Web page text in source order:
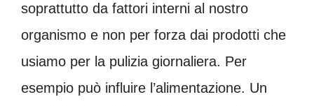
soprattutto da fattori interni al nostro
organismo e non per forza dai prodotti che
usiamo per la pulizia giornaliera. Per
esempio può influire l’alimentazione. Un